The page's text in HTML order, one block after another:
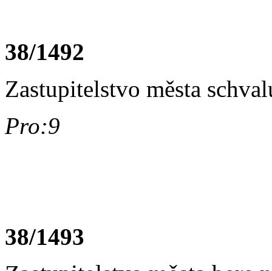
38/1492
Zastupitelstvo města
Pro:9
38/1493